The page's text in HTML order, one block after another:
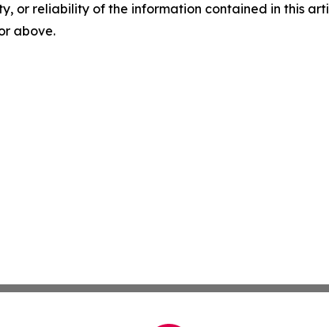
or reliability of the information contained in this
above.